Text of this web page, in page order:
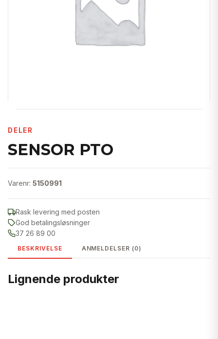
DELER
SENSOR PTO
Varenr: 5150991
Rask levering med posten
God betalingsløsninger
37 26 89 00
BESKRIVELSE ANMELDELSER (0)
Lignende produkter